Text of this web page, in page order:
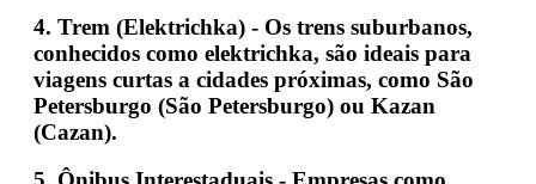
4. Trem (Elektrichka) - Os trens suburbanos,
conhecidos como elektrichka, são ideais para
viagens curtas a cidades próximas, como São
Petersburgo (São Petersburgo) ou Kazan
(Cazan).